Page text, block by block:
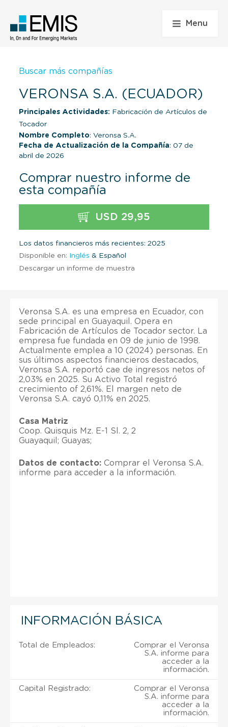
Menu
Buscar más compañías
VERONSA S.A. (ECUADOR)
Principales Actividades: Fabricación de Artículos de
Tocador
Nombre Completo: Veronsa S.A.
Fecha de Actualización de la Compañía: 07 de
abril de 2026
Comprar nuestro informe de
esta compañía
USD 29,95
Los datos financieros más recientes: 2025
Disponible en: Inglés & Español
Descargar un informe de muestra
Veronsa S.A. es una empresa en Ecuador, con
sede principal en Guayaquil. Opera en
Fabricación de Artículos de Tocador sector. La
empresa fue fundada en 09 de junio de 1998.
Actualmente emplea a 10 (2024) personas. En
sus últimos aspectos financieros destacados,
Veronsa S.A. reportó cae de ingresos netos of
2,03% en 2025. Su Activo Total registró
crecimiento of 2,61%. El margen neto de
Veronsa S.A. cayó 0,11% en 2025.
Casa Matriz
Coop. Quisquis Mz. E-1 Sl. 2, 2
Guayaquil; Guayas;
Datos de contacto: Comprar el Veronsa S.A.
informe para acceder a la información.
INFORMACIÓN BÁSICA
Total de Empleados:
Comprar el Veronsa
S.A. informe para
acceder a la
información.
Capital Registrado:
Comprar el Veronsa
S.A. informe para
acceder a la
información.